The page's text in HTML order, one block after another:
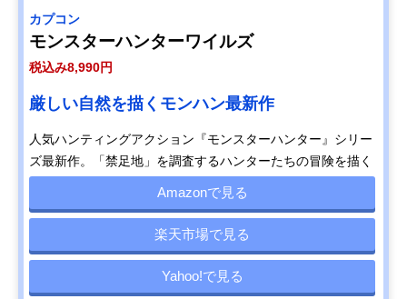
カプコン
モンスターハンターワイルズ
税込み8,990円
厳しい自然を描くモンハン最新作
人気ハンティングアクション『モンスターハンター』シリー
ズ最新作。「禁足地」を調査するハンターたちの冒険を描く
Amazonで見る
楽天市場で見る
Yahoo!で見る